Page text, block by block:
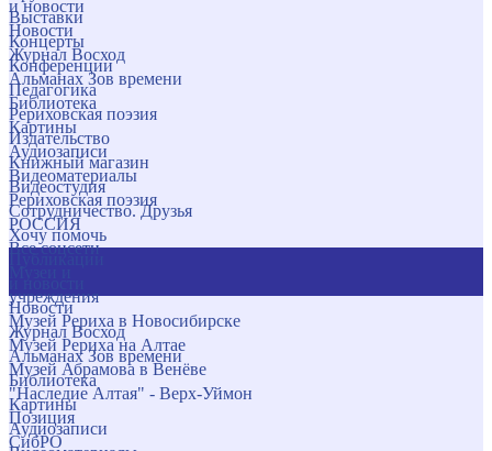
и новости
Новости
Журнал Восход
Альманах Зов времени
Библиотека
Картины
Аудиозаписи
Видеоматериалы
Рериховская поэзия
РОССИЯ
Все соцсети
учреждения
Музей Рериха в Новосибирске
Музей Рериха на Алтае
Музей Абрамова в Венёве
"Наследие Алтая" - Верх-Уймон
Позиция
СибРО
Выставки
Концерты
Конференции
Педагогика
Рериховская поэзия
Издательство
Книжный магазин
Видеостудия
Сотрудничество. Друзья
Хочу помочь
Новости
Журнал Восход
Альманах Зов времени
Библиотека
Картины
Аудиозаписи